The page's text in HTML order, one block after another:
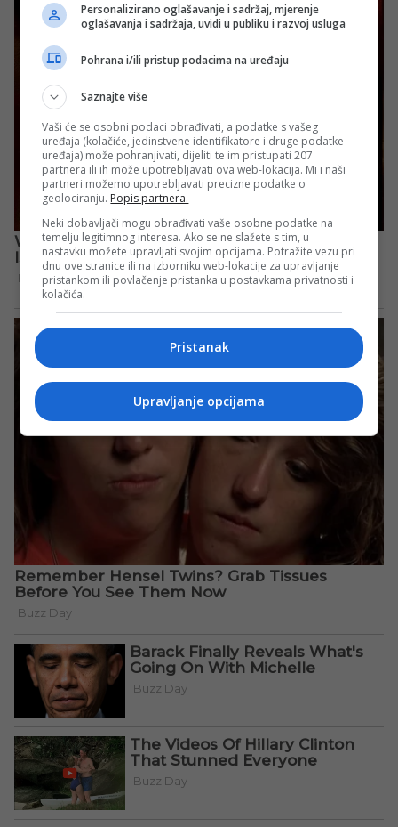
Personalizirano oglašavanje i sadržaj, mjerenje
oglašavanja i sadržaja, uvidi u publiku i razvoj usluga
Pohrana i/ili pristup podacima na uređaju
Saznajte više
Vaši će se osobni podaci obrađivati, a podatke s vašeg
uređaja (kolačiće, jedinstvene identifikatore i druge podatke
uređaja) može pohranjivati, dijeliti te im pristupati 207
partnera ili ih može upotrebljavati ova web-lokacija. Mi i naši
partneri možemo upotrebljavati precizne podatke o
geolociranju. Popis partnera.
Neki dobavljači mogu obrađivati vaše osobne podatke na
temelju legitimnog interesa. Ako se ne slažete s tim, u
nastavku možete upravljati svojim opcijama. Potražite vezu pri
dnu ove stranice ili na izborniku web-lokacije za upravljanje
pristankom ili povlačenje pristanka u postavkama privatnosti i
kolačića.
Pristanak
Upravljanje opcijama